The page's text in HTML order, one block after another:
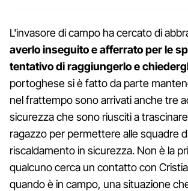
L'invasore di campo ha cercato di
averlo inseguito e afferrato per le
tentativo di raggiungerlo e
portoghese si è fatto da parte
nel frattempo sono arrivati anche tre
sicurezza che sono riusciti a
ragazzo per permettere alle squadre
riscaldamento in sicurezza. Non è la
qualcuno cerca un contatto con
quando è in campo, una situazione